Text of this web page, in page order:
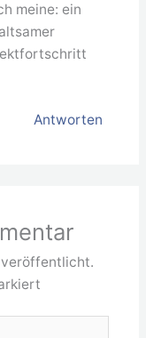
meine: ein
Antworten